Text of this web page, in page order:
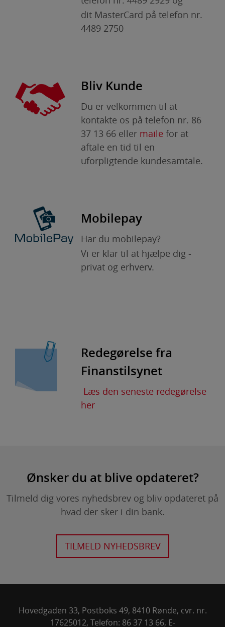
dit MasterCard på telefon nr.
4489 2750
Bliv Kunde
Du er velkommen til at
kontakte os på telefon nr. 86
37 13 66 eller maile for at
aftale en tid til en
uforpligtende kundesamtale.
Mobilepay
Har du mobilepay?
Vi er klar til at hjælpe dig -
privat og erhverv.
Redegørelse fra
Finanstilsynet
Læs den seneste redegørelse
her
Ønsker du at blive opdateret?
Tilmeld dig vores nyhedsbrev og bliv opdateret på
hvad der sker i din bank.
TILMELD NYHEDSBREV
Hovedgaden 33, Postboks 49, 8410 Rønde, cvr. nr.
17625012, Telefon: 86 37 13 66, E-
Personalisering
Personaliserings-cookies (tracking-cookies)
hjemmeside - dvs. vise indhold, som kan være
interessant for den enkelte bruger.
Markedsføring
Markedsførings-cookies (tracking-cookies)
indsamler brugerens digitale fodspor på tværs
af flere hjemmesider og registrerer, hvad
brugeren interesserer sig for/søger på for at
kunne vise personrettede annoncer, når denne